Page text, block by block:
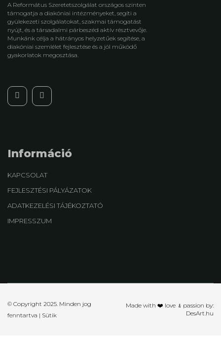
A Református Szeretetszolgálat országos szinten
támogatja a diakóniai intézményeket, segíti a
gyülekezeti szolgálatokat, szakmai támogatást
nyújt, és a társadalmi párbeszéd aktív résztvevője.
Munkánk célja a hátrányos helyzetűek segítése, a
diakóniai szemlélet fejlesztése és a jól működő
gyakorlatok megosztása.
Információ
KAPCSOLAT
FEJLESZTÉSI PÁLYÁZATOK
ADATKEZELÉSI TÁJÉKOZTATÓ
IMPRESSZUM
Made with ❤️ love ﹠passion by:
DesArt.hu
© Copyright 2025. Minden jog
fenntartva | Sütik